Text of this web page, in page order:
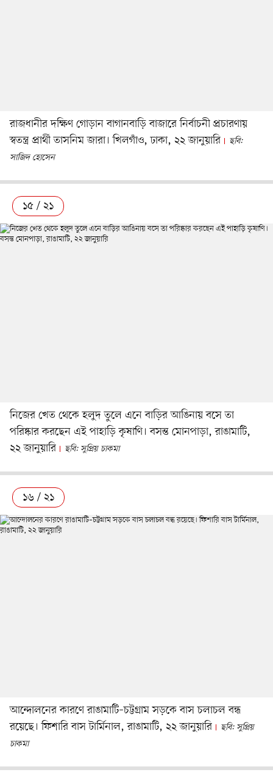
রাজধানীর দক্ষিণ গোড়ান বাগানবাড়ি বাজারে নির্বাচনী প্রচারণায়
স্বতন্ত্র প্রার্থী তাসনিম জারা। খিলগাঁও, ঢাকা, ২২ জানুয়ারি
ছবি:
সাজিদ হোসেন
১৫ / ২১
নিজের খেত থেকে হলুদ তুলে এনে বাড়ির আঙিনায় বসে তা
পরিষ্কার করছেন এই পাহাড়ি কৃষাণি। বসন্ত মোনপাড়া, রাঙামাটি,
২২ জানুয়ারি
ছবি: সুপ্রিয় চাকমা
১৬ / ২১
আন্দোলনের কারণে রাঙামাটি–চট্টগ্রাম সড়কে বাস চলাচল বন্ধ
রয়েছে। ফিশারি বাস টার্মিনাল, রাঙামাটি, ২২ জানুয়ারি
ছবি: সুপ্রিয়
চাকমা